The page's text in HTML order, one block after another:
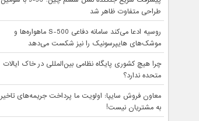
طراحی متفاوت ظاهر شد
روسیه ادعا می‌کند سامانه دفاعی S-500 ماهواره‌ها و
موشک‌های هایپرسونیک را نیز شکست می‌دهد
چرا هیچ کشوری پایگاه نظامی بین‌المللی در خاک ایالات
متحده ندارد؟
معاون فروش سایپا: اولویت ما پرداخت جریمه‌های تاخیر
به مشتریان نیست!